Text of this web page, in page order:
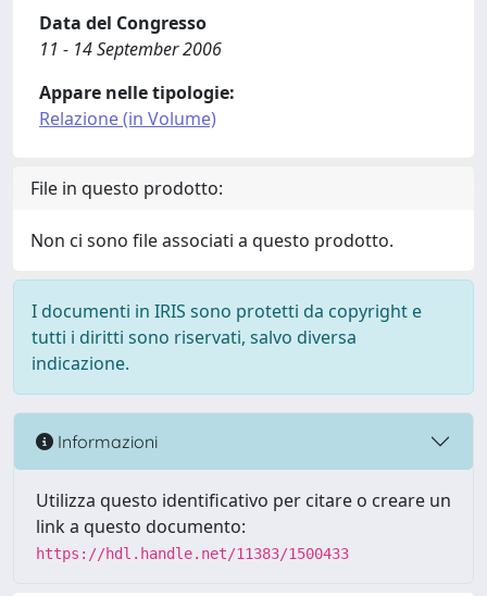
Data del Congresso
11 - 14 September 2006
Appare nelle tipologie:
Relazione (in Volume)
File in questo prodotto:
Non ci sono file associati a questo prodotto.
I documenti in IRIS sono protetti da copyright e
tutti i diritti sono riservati, salvo diversa
indicazione.
Informazioni
Utilizza questo identificativo per citare o creare un
link a questo documento:
https://hdl.handle.net/11383/1500433